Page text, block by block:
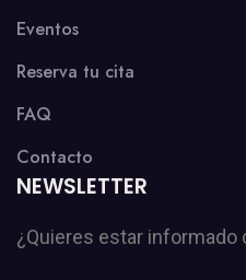
Eventos
Reserva tu cita
FAQ
Contacto
NEWSLETTER
¿Quieres estar informado